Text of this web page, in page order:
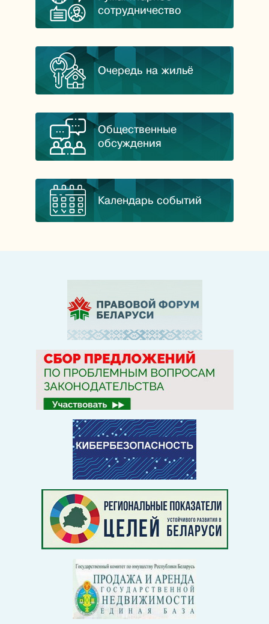
сотрудничество
Очередь на жильё
Общественные
обсуждения
Календарь событий